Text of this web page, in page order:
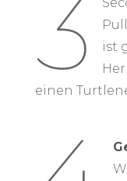
3
ist
einen